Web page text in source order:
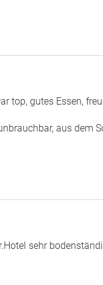
top, gutes Essen,
aus dem
sehr